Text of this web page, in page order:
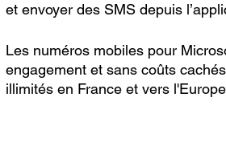
et envoyer des SMS depuis
Les numéros mobiles pour
engagement et sans coûts
illimités en France et vers